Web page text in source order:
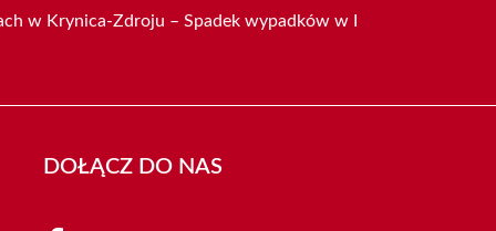
w Krynica-Zdroju – Spadek wypadków w I
DOŁĄCZ DO NAS